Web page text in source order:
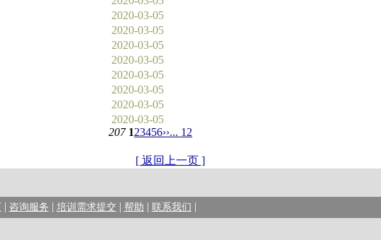
2020-03-05
2020-03-05
2020-03-05
2020-03-05
2020-03-05
2020-03-05
2020-03-05
2020-03-05
207 123456››... 12
[ 返回上一页 ]
| 咨询服务 | 培训需求提交 | 帮助 | 联系我们 |